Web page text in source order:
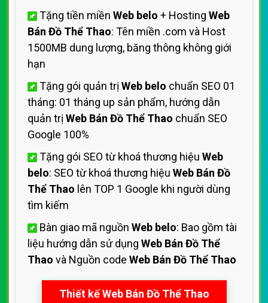
Tặng tiền miền Web belo + Hosting Web
Bán Đồ Thể Thao: Tên miền .com và Host
1500MB dung lượng, băng thông không giới
hạn
Tặng gói quản trị Web belo chuẩn SEO 01
tháng: 01 tháng up sản phẩm, hướng dẫn
quản trị Web Bán Đồ Thể Thao chuẩn SEO
Google 100%
Tặng gói SEO từ khoá thương hiệu Web
belo: SEO từ khoá thương hiệu Web Bán Đồ
Thể Thao lên TOP 1 Google khi người dùng
tìm kiếm
Bàn giao mã nguồn Web belo: Bao gồm tài
liệu hướng dẫn sử dụng Web Bán Đồ Thể
Thao và Nguồn code Web Bán Đồ Thể Thao
Thiết kế Web Bán Đồ Thể Thao